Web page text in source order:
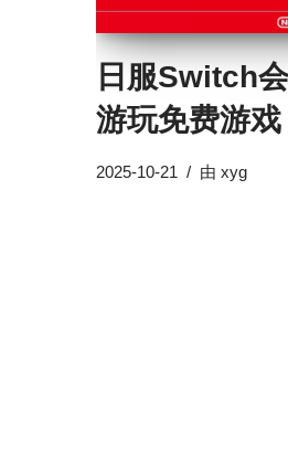
日服Switch
游玩免费游戏
2025-10-21 由 xyg